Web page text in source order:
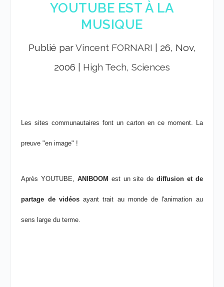
YOUTUBE EST À LA
MUSIQUE
Publié parVincent FORNARI
26, Nov,
2006
High Tech, Sciences
Les sites communautaires font un carton en ce moment. La
preuve "en image" !
Après YOUTUBE,ANIBOOM est un site dediffusion et de
partage de vidéosayant trait au monde de l'animation au
sens large du terme.